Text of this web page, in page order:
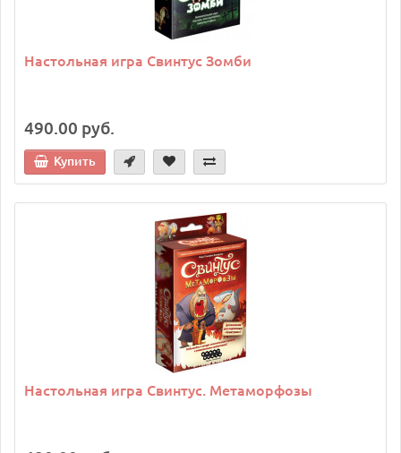
Настольная игра Свинтус Зомби
490.00 руб.
Купить
Настольная игра Свинтус. Метаморфозы